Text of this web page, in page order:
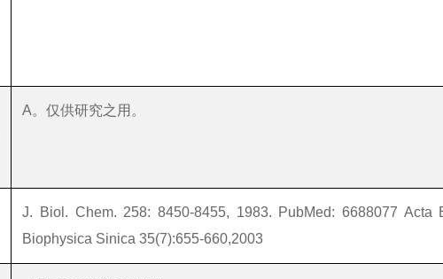
A。仅供研究之用。
J. Biol. Chem. 258: 8450-8455, 1983. PubMed: 6688077 Acta
Biophysica Sinica 35(7):655-660,2003